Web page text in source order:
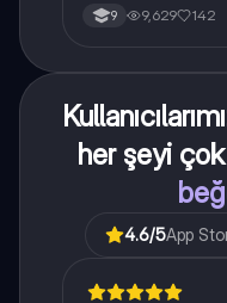
9 9,629 142
her şeyi
4.6/5App